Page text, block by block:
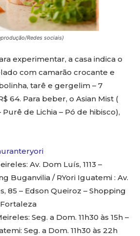
Redes sociais)
experimentar, a casa indica o
com camarão crocante e
tarê e gergelim – 7
64. Para beber, o Asian Mist (
de Lichia – Pó de hibisco),
Av. Dom Luís, 1113 –
Buganvilia / RYori Iguatemi : Av.
85 – Edson Queiroz – Shopping
Seg. a Dom. 11h30 às 15h –
Seg. a Dom. 11h30 às 22h